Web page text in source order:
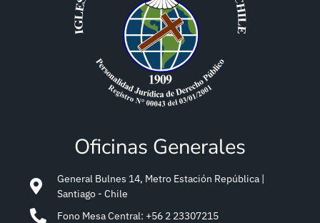
Oficinas Generales
General Bulnes 14, Metro Estación República |
Santiago - Chile
Fono Mesa Central: +56 2 23307215